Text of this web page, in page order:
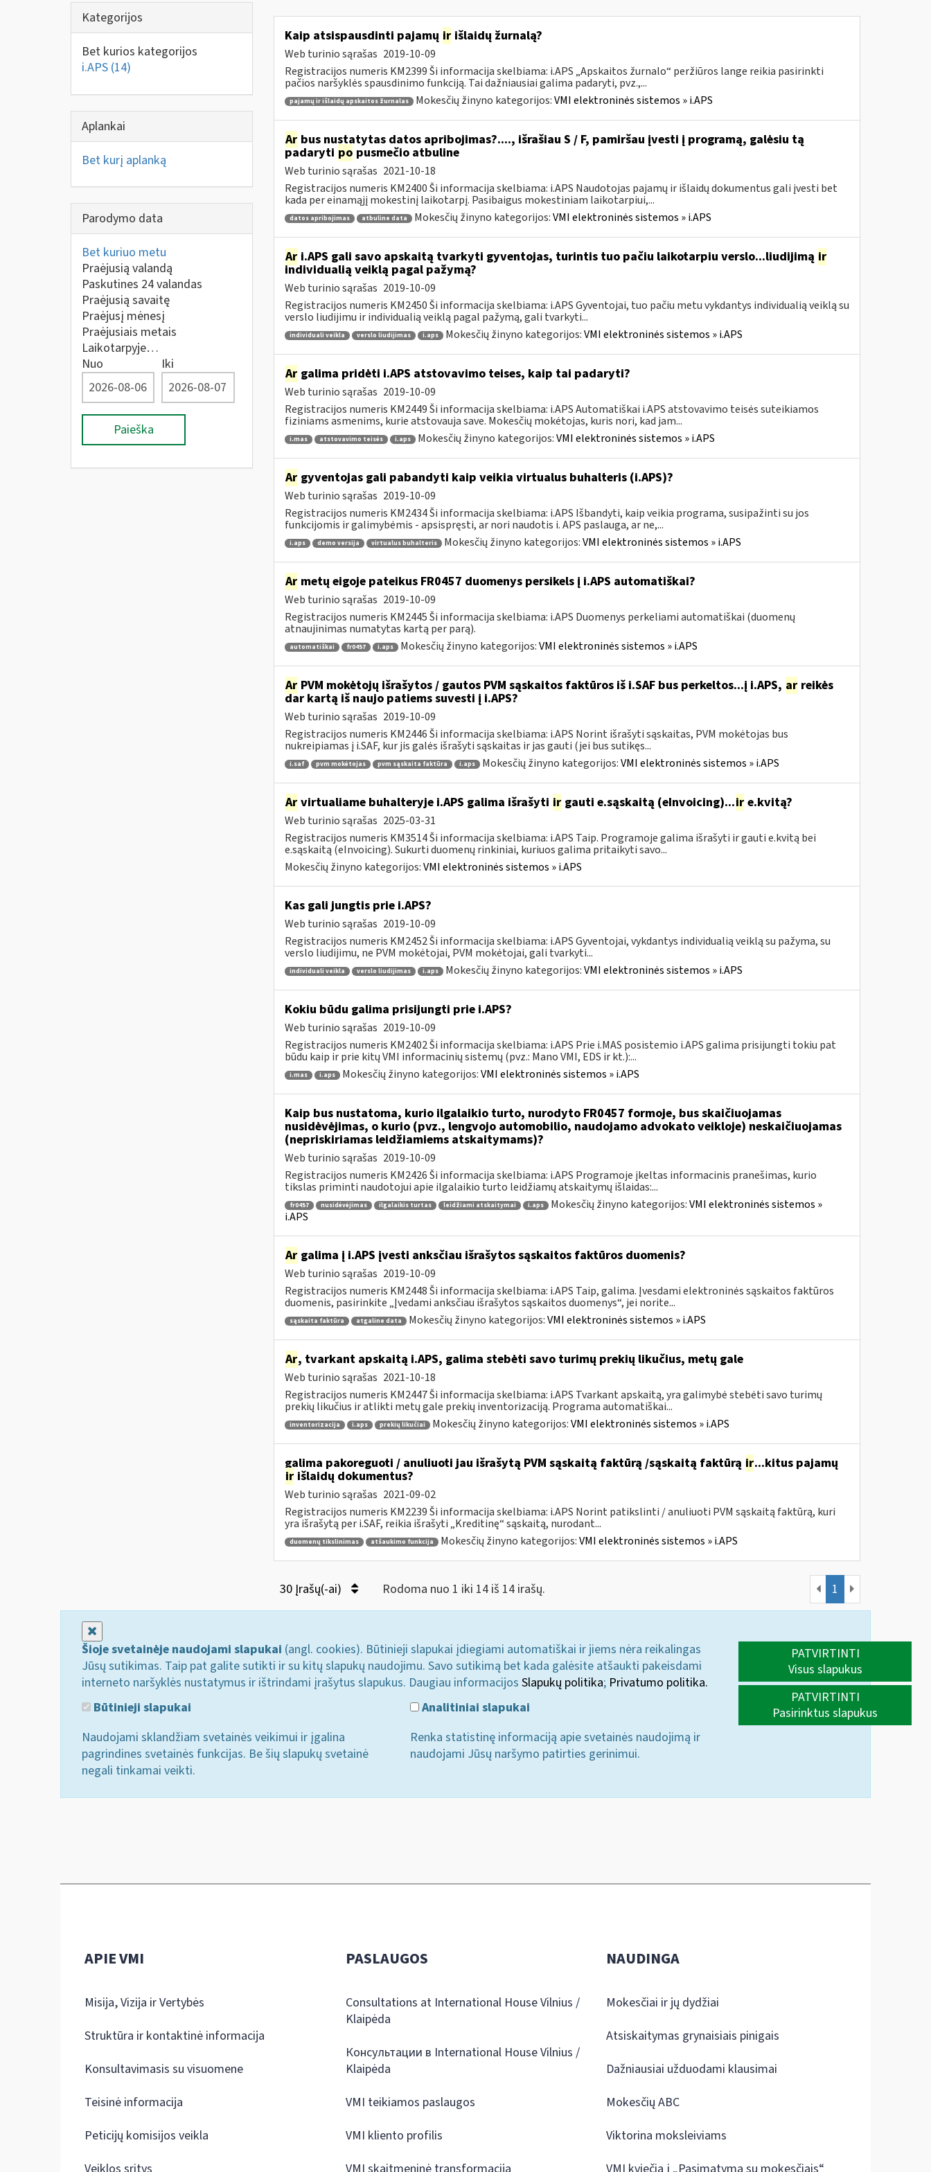
Kategorijos
Bet kurios kategorijos
i.APS (14)
Aplankai
Bet kurį aplanką
Parodymo data
Bet kuriuo metu
Praėjusią valandą
Paskutines 24 valandas
Praėjusią savaitę
Praėjusį mėnesį
Praėjusiais metais
Laikotarpyje…
Nuo
Iki
Paieška
Kaip atsispausdinti pajamų irišlaidų žurnalą?
Web turinio sąrašas 2019-10-09
Registracijos numeris KM2399 Ši informacija skelbiama: i.APS „Apskaitos žurnalo“ peržiūros lange reikia pasirinkti
pačios naršyklės spausdinimo funkciją. Tai dažniausiai galima padaryti, pvz.,...
pajamų ir išlaidų apskaitos žurnalas Mokesčių žinyno kategorijos:VMI elektroninės sistemos » i.APS
Arbus nustatytas datos apribojimas?...., išrašiau S / F, pamiršau įvesti į programą, galėsiu tą
padaryti po pusmečio atbuline
Web turinio sąrašas 2021-10-18
Registracijos numeris KM2400 Ši informacija skelbiama: i.APS Naudotojas pajamų ir išlaidų dokumentus gali įvesti bet
kada per einamąjį mokestinį laikotarpį. Pasibaigus mokestiniam laikotarpiui,...
datos apribojimas atbuline data Mokesčių žinyno kategorijos:VMI elektroninės sistemos » i.APS
Ari.APS gali savo apskaitą tvarkyti gyventojas, turintis tuo pačiu laikotarpiu verslo...liudijimą ir
individualią veiklą pagal pažymą?
Web turinio sąrašas 2019-10-09
Registracijos numeris KM2450 Ši informacija skelbiama: i.APS Gyventojai, tuo pačiu metu vykdantys individualią veiklą su
verslo liudijimu ir individualią veiklą pagal pažymą, gali tvarkyti...
individuali veikla verslo liudijimas i.aps Mokesčių žinyno kategorijos:VMI elektroninės sistemos » i.APS
Argalima pridėti i.APS atstovavimo teises, kaip tai padaryti?
Web turinio sąrašas 2019-10-09
Registracijos numeris KM2449 Ši informacija skelbiama: i.APS Automatiškai i.APS atstovavimo teisės suteikiamos
fiziniams asmenims, kurie atstovauja save. Mokesčių mokėtojas, kuris nori, kad jam...
i.mas atstovavimo teisės i.aps Mokesčių žinyno kategorijos:VMI elektroninės sistemos » i.APS
Argyventojas gali pabandyti kaip veikia virtualus buhalteris (i.APS)?
Web turinio sąrašas 2019-10-09
Registracijos numeris KM2434 Ši informacija skelbiama: i.APS Išbandyti, kaip veikia programa, susipažinti su jos
funkcijomis ir galimybėmis - apsispręsti, ar nori naudotis i. APS paslauga, ar ne,...
i.aps demo versija virtualus buhalteris Mokesčių žinyno kategorijos:VMI elektroninės sistemos » i.APS
Armetų eigoje pateikus FR0457 duomenys persikels į i.APS automatiškai?
Web turinio sąrašas 2019-10-09
Registracijos numeris KM2445 Ši informacija skelbiama: i.APS Duomenys perkeliami automatiškai (duomenų
atnaujinimas numatytas kartą per parą).
automatiškai fr0457 i.aps Mokesčių žinyno kategorijos:VMI elektroninės sistemos » i.APS
ArPVM mokėtojų išrašytos / gautos PVM sąskaitos faktūros iš i.SAF bus perkeltos...į i.APS, arreikės
dar kartą iš naujo patiems suvesti į i.APS?
Web turinio sąrašas 2019-10-09
Registracijos numeris KM2446 Ši informacija skelbiama: i.APS Norint išrašyti sąskaitas, PVM mokėtojas bus
nukreipiamas į i.SAF, kur jis galės išrašyti sąskaitas ir jas gauti (jei bus sutikęs...
i.saf pvm mokėtojas pvm sąskaita faktūra i.aps Mokesčių žinyno kategorijos:VMI elektroninės sistemos » i.APS
Arvirtualiame buhalteryje i.APS galima išrašyti irgauti e.sąskaitą (eInvoicing)...ire.kvitą?
Web turinio sąrašas 2025-03-31
Registracijos numeris KM3514 Ši informacija skelbiama: i.APS Taip. Programoje galima išrašyti ir gauti e.kvitą bei
e.sąskaitą (eInvoicing). Sukurti duomenų rinkiniai, kuriuos galima pritaikyti savo...
Mokesčių žinyno kategorijos:VMI elektroninės sistemos » i.APS
Kas gali jungtis prie i.APS?
Web turinio sąrašas 2019-10-09
Registracijos numeris KM2452 Ši informacija skelbiama: i.APS Gyventojai, vykdantys individualią veiklą su pažyma, su
verslo liudijimu, ne PVM mokėtojai, PVM mokėtojai, gali tvarkyti...
individuali veikla verslo liudijimas i.aps Mokesčių žinyno kategorijos:VMI elektroninės sistemos » i.APS
Kokiu būdu galima prisijungti prie i.APS?
Web turinio sąrašas 2019-10-09
Registracijos numeris KM2402 Ši informacija skelbiama: i.APS Prie i.MAS posistemio i.APS galima prisijungti tokiu pat
būdu kaip ir prie kitų VMI informacinių sistemų (pvz.: Mano VMI, EDS ir kt.):...
i.mas i.aps Mokesčių žinyno kategorijos:VMI elektroninės sistemos » i.APS
Kaip bus nustatoma, kurio ilgalaikio turto, nurodyto FR0457 formoje, bus skaičiuojamas
nusidėvėjimas, o kurio (pvz., lengvojo automobilio, naudojamo advokato veikloje) neskaičiuojamas
(nepriskiriamas leidžiamiems atskaitymams)?
Web turinio sąrašas 2019-10-09
Registracijos numeris KM2426 Ši informacija skelbiama: i.APS Programoje įkeltas informacinis pranešimas, kurio
tikslas priminti naudotojui apie ilgalaikio turto leidžiamų atskaitymų išlaidas:...
fr0457 nusidėvėjimas ilgalaikis turtas leidžiami atskaitymai i.aps Mokesčių žinyno kategorijos:VMI elektroninės sistemos »
i.APS
Argalima į i.APS įvesti anksčiau išrašytos sąskaitos faktūros duomenis?
Web turinio sąrašas 2019-10-09
Registracijos numeris KM2448 Ši informacija skelbiama: i.APS Taip, galima. Įvesdami elektroninės sąskaitos faktūros
duomenis, pasirinkite „Įvedami anksčiau išrašytos sąskaitos duomenys“, jei norite...
sąskaita faktūra atgaline data Mokesčių žinyno kategorijos:VMI elektroninės sistemos » i.APS
Ar, tvarkant apskaitą i.APS, galima stebėti savo turimų prekių likučius, metų gale
Web turinio sąrašas 2021-10-18
Registracijos numeris KM2447 Ši informacija skelbiama: i.APS Tvarkant apskaitą, yra galimybė stebėti savo turimų
prekių likučius ir atlikti metų gale prekių inventorizaciją. Programa automatiškai...
inventorizacija i.aps prekių likučiai Mokesčių žinyno kategorijos:VMI elektroninės sistemos » i.APS
galima pakoreguoti / anuliuoti jau išrašytą PVM sąskaitą faktūrą /sąskaitą faktūrą ir...kitus pajamų
irišlaidų dokumentus?
Web turinio sąrašas 2021-09-02
Registracijos numeris KM2239 Ši informacija skelbiama: i.APS Norint patikslinti / anuliuoti PVM sąskaitą faktūrą, kuri
yra išrašytą per i.SAF, reikia išrašyti „Kreditinę“ sąskaitą, nurodant...
duomenų tikslinimas atšaukimo funkcija Mokesčių žinyno kategorijos:VMI elektroninės sistemos » i.APS
30 Įrašų(-ai) Rodoma nuo 1 iki 14 iš 14 irašų. 1
Šioje svetainėje naudojami slapukai (angl. cookies). Būtinieji slapukai įdiegiami automatiškai ir jiems nėra reikalingas
Jūsų sutikimas. Taip pat galite sutikti ir su kitų slapukų naudojimu. Savo sutikimą bet kada galėsite atšaukti pakeisdami
interneto naršyklės nustatymus ir ištrindami įrašytus slapukus. Daugiau informacijos Slapukų politika; Privatumo politika.
Būtinieji slapukai
Naudojami sklandžiam svetainės veikimui ir įgalina
pagrindines svetainės funkcijas. Be šių slapukų svetainė
negali tinkamai veikti.
Analitiniai slapukai
Renka statistinę informaciją apie svetainės naudojimą ir
naudojami Jūsų naršymo patirties gerinimui.
PATVIRTINTI
Visus slapukus
PATVIRTINTI
Pasirinktus slapukus
APIE VMI
Misija, Vizija ir Vertybės
Struktūra ir kontaktinė informacija
Konsultavimasis su visuomene
Teisinė informacija
Peticijų komisijos veikla
PASLAUGOS
Consultations at International House Vilnius /
Klaipėda
Консультации в International House Vilnius /
Klaipėda
VMI teikiamos paslaugos
VMI kliento profilis
NAUDINGA
Mokesčiai ir jų dydžiai
Atsiskaitymas grynaisiais pinigais
Dažniausiai užduodami klausimai
Mokesčių ABC
Viktorina moksleiviams